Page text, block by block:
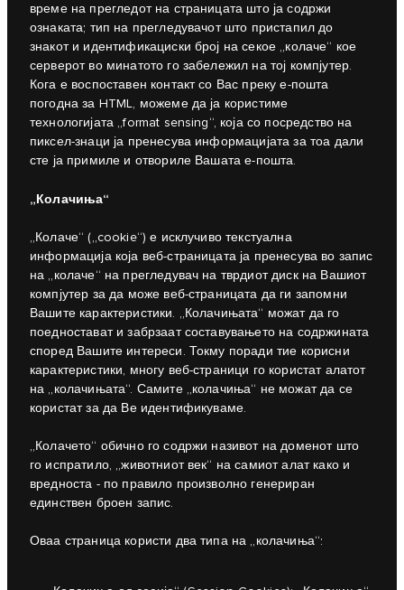
време на прегледот на страницата што ја содржи
ознаката; тип на прегледувачот што пристапил до
знакот и идентификациски број на секое „колаче“ кое
серверот во минатото го забележил на тој компјутер.
Кога е воспоставен контакт со Вас преку е-пошта
погодна за HTML, можеме да ја користиме
технологијата „format sensing“, која со посредство на
пиксел-знаци ја пренесува информацијата за тоа дали
сте ја примиле и отвориле Вашата е-пошта.
„Колачиња“
„Колаче“ („cookie“) е исклучиво текстуална
информација која веб-страницата ја пренесува во запис
на „колаче“ на прегледувач на тврдиот диск на Вашиот
компјутер за да може веб-страницата да ги запомни
Вашите карактеристики. „Колачињата“ можат да го
поедностават и забрзаат составувањето на содржината
според Вашите интереси. Токму поради тие корисни
карактеристики, многу веб-страници го користат алатот
на „колачињата“. Самите „колачиња“ не можат да се
користат за да Ве идентификуваме.
„Колачето“ обично го содржи називот на доменот што
го испратило, „животниот век“ на самиот алат како и
вредноста - по правило произволно генериран
единствен броен запис.
Оваа страница користи два типа на „колачиња“: